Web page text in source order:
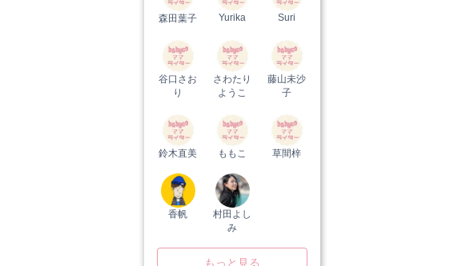
森田葉子 Yurika Suri
谷口さお
り
さわたり
ようこ
藤山未沙
子
鈴木直美 ももこ 草間梓
香帆
村田よし
み
もっと見る